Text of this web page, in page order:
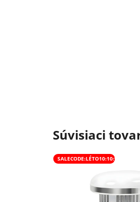
Súvisiaci
SALECODE:LÉTO10:10:%